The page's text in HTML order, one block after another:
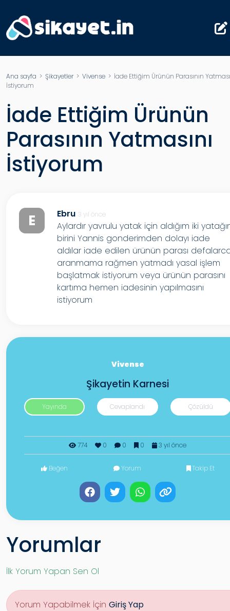
Ana sayfa > Şikayetler> Vivense > İade Ettiğim Ürünün Parasının
İstiyorum
İade Ettiğim Ürünün
Parasının Yatmasını
İstiyorum
E Ebru 3 yıl önce
Aylardır yavrulu yatak için aldığım iki
birini Yannis gonderimden dolayı iade
aldılar iade edilen ürünün parası
aranmama rağmen yatmadı yasal işlem
başlatmak istiyorum veya ürünün parasını
kartıma hemen iadesinin yapılmasını
istiyorum
Vivense
Şikayetin Karnesi
Yayında Cevaplandı Çözüldü
774 0 0 0 3 yıl önce
Beğen Yorum Takip Et
Yorumlar
İlk Yorum Yapan Sen Ol
Yorum Yapabilmek İçin Giriş Yap